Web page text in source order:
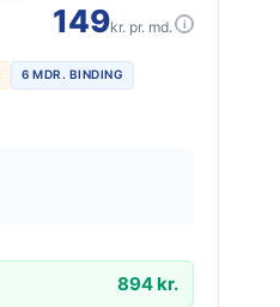
149kr. pr. md. i
6 MDR. BINDING
894 kr.